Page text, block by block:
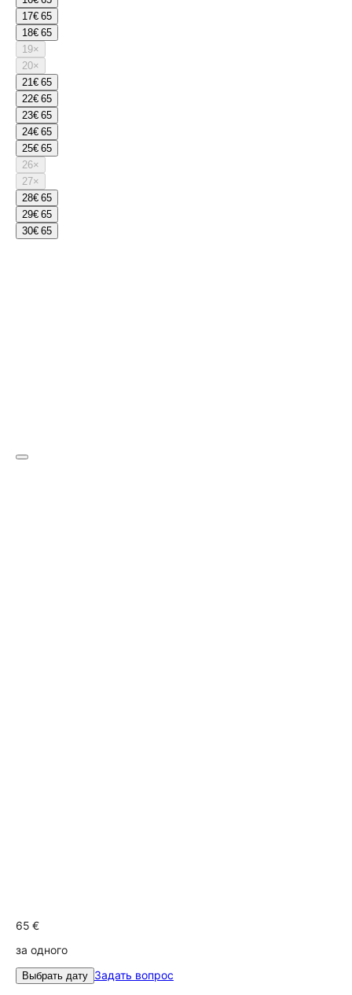
17€ 65
18€ 65
19×
20×
21€ 65
22€ 65
23€ 65
24€ 65
25€ 65
26×
27×
28€ 65
29€ 65
30€ 65
65 €
за одного
Выбрать дату Задать вопрос